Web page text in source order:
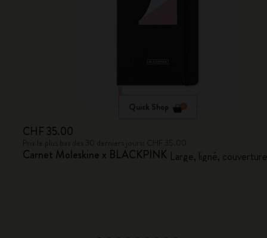
Quick Shop
CHF 35.00
Carnet Moleskine x BLACKPINK Large, ligné,